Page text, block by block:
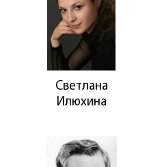
Светлана
Илюхина